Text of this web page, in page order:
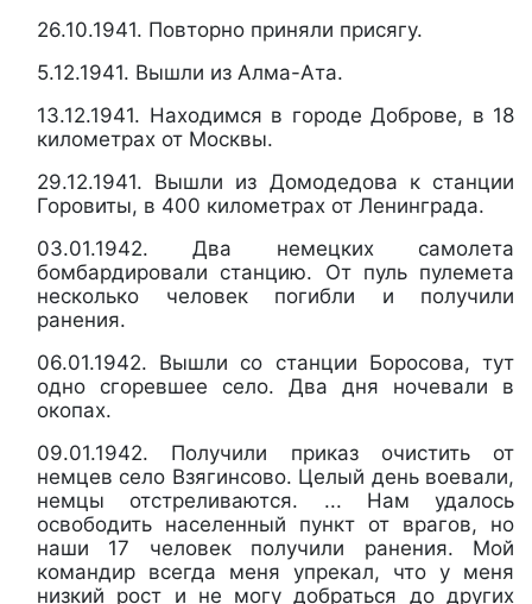
26.10.1941. Повторно приняли присягу.
5.12.1941. Вышли из Алма-Ата.
13.12.1941. Находимся в городе Доброве, в 18
километрах от Москвы.
29.12.1941. Вышли из Домодедова к станции
Горовиты, в 400 километрах от Ленинграда.
03.01.1942. Два немецких самолета
бомбардировали станцию. От пуль пулемета
несколько человек погибли и получили
ранения.
06.01.1942. Вышли со станции Боросова, тут
одно сгоревшее село. Два дня ночевали в
окопах.
09.01.1942. Получили приказ очистить от
немцев село Взягинсово. Целый день воевали,
немцы отстреливаются. ... Нам удалось
освободить населенный пункт от врагов, но
наши 17 человек получили ранения. Мой
командир всегда меня упрекал, что у меня
низкий рост и не могу добраться до других